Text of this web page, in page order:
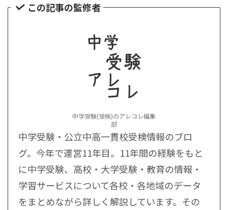
この記事の監修者
中学受験(受検)のアレコレ編集
部
中学受験・公立中高一貫校受検情報のブロ
グ。今年で運営11年目。11年間の経験をもと
に中学受験、高校・大学受験・教育の情報・
学習サービスについて各校・各地域のデータ
をまとめながら詳しく解説しています。その